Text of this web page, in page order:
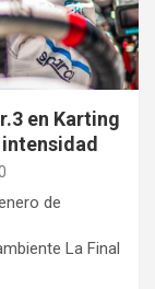
en Karting
de
La Final